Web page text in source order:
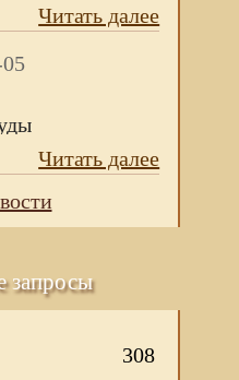
Читать далее
Читать далее
запросы
308